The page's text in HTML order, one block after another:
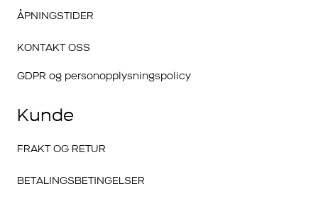
ÅPNINGSTIDER
KONTAKT OSS
GDPR og personopplysningspolicy
Kunde
FRAKT OG RETUR
BETALINGSBETINGELSER